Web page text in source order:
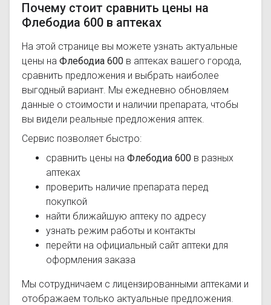
Почему стоит сравнить цены на
Флебодиа 600 в аптеках
На этой странице вы можете узнать актуальные
цены на Флебодиа 600 в аптеках вашего города,
сравнить предложения и выбрать наиболее
выгодный вариант. Мы ежедневно обновляем
данные о стоимости и наличии препарата, чтобы
вы видели реальные предложения аптек.
Сервис позволяет быстро:
сравнить цены на Флебодиа 600 в разных
аптеках
проверить наличие препарата перед
покупкой
найти ближайшую аптеку по адресу
узнать режим работы и контакты
перейти на официальный сайт аптеки для
оформления заказа
Мы сотрудничаем с лицензированными аптеками и
отображаем только актуальные предложения.